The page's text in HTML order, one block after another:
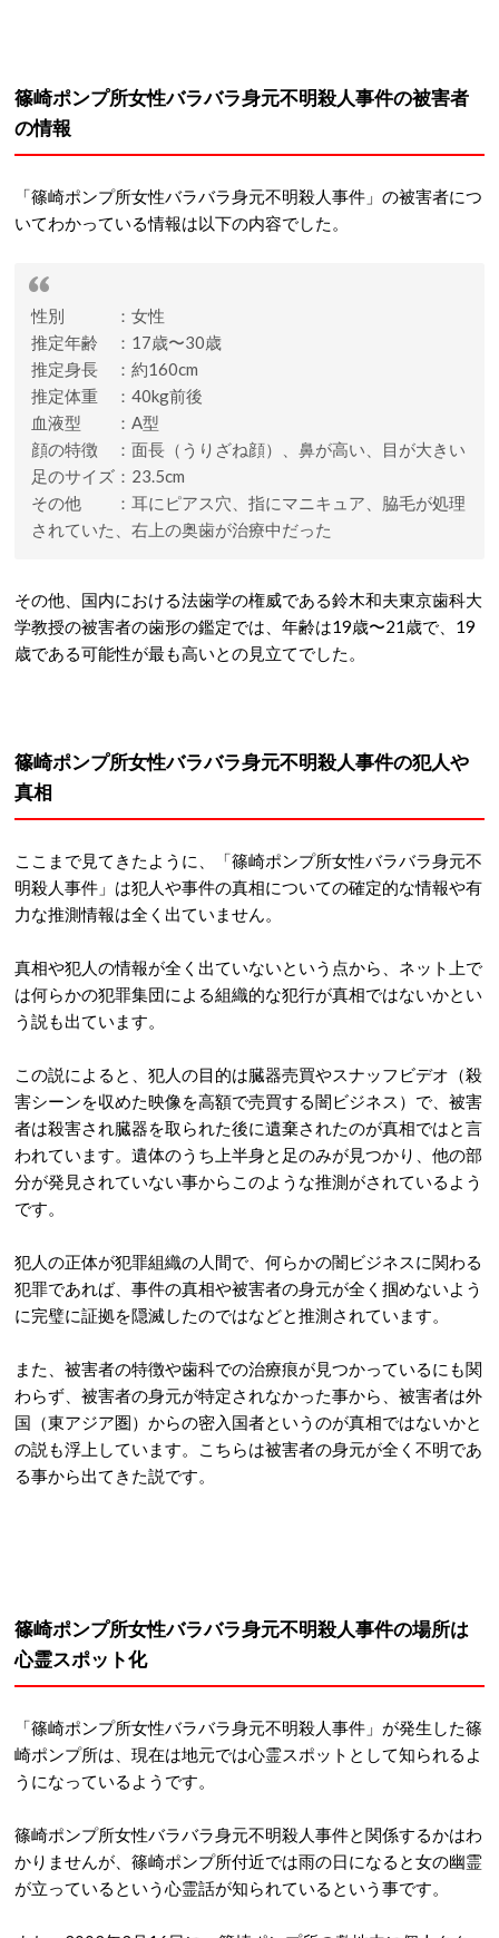
篠崎ポンプ所女性バラバラ身元不明殺人事件の被害者
の情報
「篠崎ポンプ所女性バラバラ身元不明殺人事件」の被害者につ
いてわかっている情報は以下の内容でした。
性別 ：女性
推定年齢 ：17歳〜30歳
推定身長 ：約160cm
推定体重 ：40kg前後
血液型 ：A型
顔の特徴 ：面長（うりざね顔）、鼻が高い、目が大きい
足のサイズ：23.5cm
その他 ：耳にピアス穴、指にマニキュア、脇毛が処理
されていた、右上の奥歯が治療中だった
その他、国内における法歯学の権威である鈴木和夫東京歯科大
学教授の被害者の歯形の鑑定では、年齢は19歳〜21歳で、19
歳である可能性が最も高いとの見立てでした。
篠崎ポンプ所女性バラバラ身元不明殺人事件の犯人や
真相
ここまで見てきたように、「篠崎ポンプ所女性バラバラ身元不
明殺人事件」は犯人や事件の真相についての確定的な情報や有
力な推測情報は全く出ていません。
真相や犯人の情報が全く出ていないという点から、ネット上で
は何らかの犯罪集団による組織的な犯行が真相ではないかとい
う説も出ています。
この説によると、犯人の目的は臓器売買やスナッフビデオ（殺
害シーンを収めた映像を高額で売買する闇ビジネス）で、被害
者は殺害され臓器を取られた後に遺棄されたのが真相ではと言
われています。遺体のうち上半身と足のみが見つかり、他の部
分が発見されていない事からこのような推測がされているよう
です。
犯人の正体が犯罪組織の人間で、何らかの闇ビジネスに関わる
犯罪であれば、事件の真相や被害者の身元が全く掴めないよう
に完璧に証拠を隠滅したのではなどと推測されています。
また、被害者の特徴や歯科での治療痕が見つかっているにも関
わらず、被害者の身元が特定されなかった事から、被害者は外
国（東アジア圏）からの密入国者というのが真相ではないかと
の説も浮上しています。こちらは被害者の身元が全く不明であ
る事から出てきた説です。
篠崎ポンプ所女性バラバラ身元不明殺人事件の場所は
心霊スポット化
「篠崎ポンプ所女性バラバラ身元不明殺人事件」が発生した篠
崎ポンプ所は、現在は地元では心霊スポットとして知られるよ
うになっているようです。
篠崎ポンプ所女性バラバラ身元不明殺人事件と関係するかはわ
かりませんが、篠崎ポンプ所付近では雨の日になると女の幽霊
が立っているという心霊話が知られているという事です。